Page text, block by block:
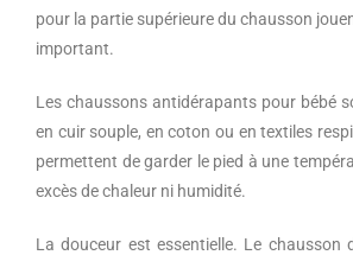
pour la partie supérieure du chausson
important.
Les chaussons antidérapants pour bébé
en cuir souple, en coton ou en textiles
permettent de garder le pied à une
excès de chaleur ni humidité.
La douceur est essentielle. Le chausson